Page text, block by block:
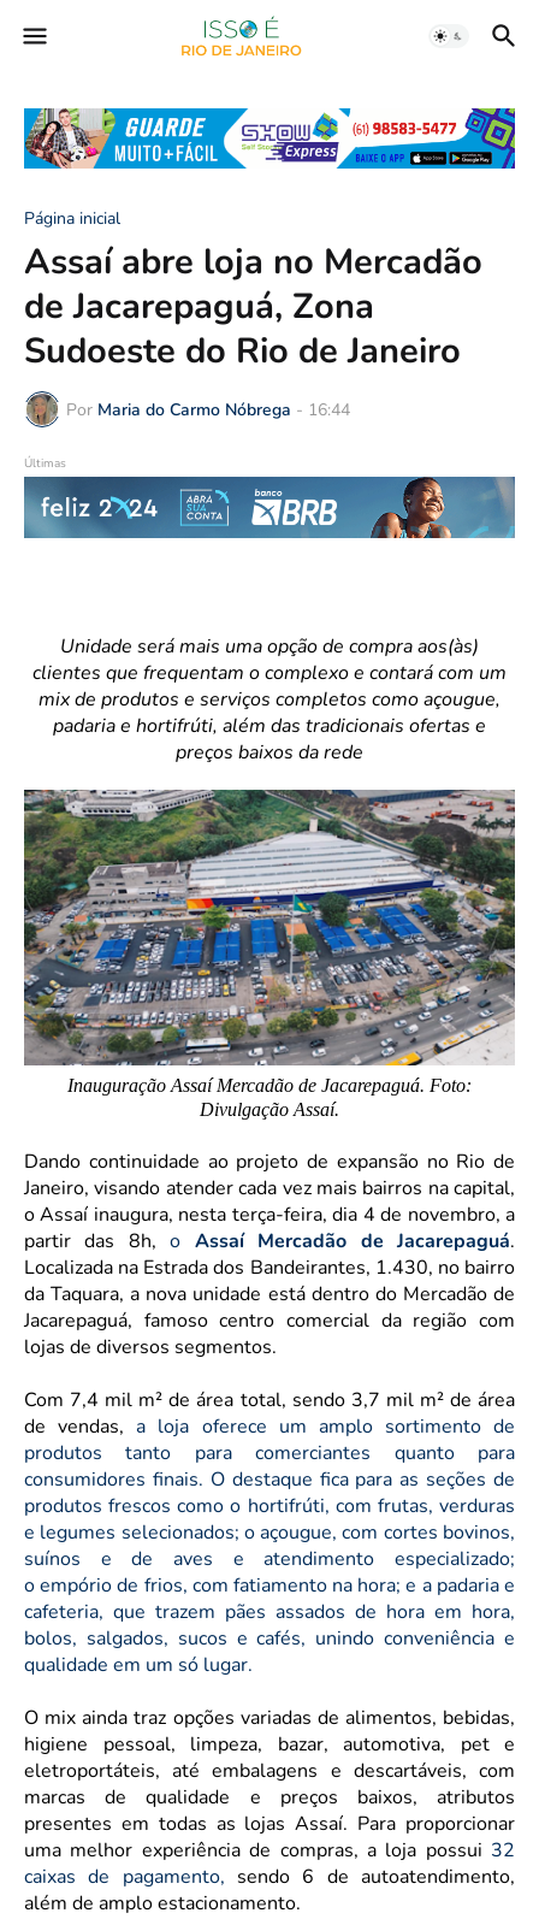
Página inicial
Assaí abre loja no Mercadão
de Jacarepaguá, Zona
Sudoeste do Rio de Janeiro
Por Maria do Carmo Nóbrega - 16:44
Últimas
Unidade será mais uma opção de compra aos(às)
clientes que frequentam o complexo e contará com um
mix de produtos e serviços completos como açougue,
padaria e hortifrúti, além das tradicionais ofertas e
preços baixos da rede
Inauguração Assaí Mercadão de Jacarepaguá. Foto:
Divulgação Assaí.
Dando continuidade ao projeto de expansão no Rio de
Janeiro, visando atender cada vez mais bairros na capital,
o Assaí inaugura, nesta terça-feira, dia 4 de novembro, a
partir das 8h,o Assaí Mercadão de Jacarepaguá.
Localizada na Estrada dos Bandeirantes, 1.430, no bairro
da Taquara, a nova unidade está dentro do Mercadão de
Jacarepaguá, famoso centro comercial da região com
lojas de diversos segmentos.
Com 7,4 mil m² de área total, sendo 3,7 mil m² de área
de vendas,a loja oferece um amplo sortimento de
produtos tanto para comerciantes quanto para
consumidores finais. O destaque fica para as seções de
produtos frescos como o hortifrúti, com frutas, verduras
e legumes selecionados; o açougue, com cortes bovinos,
suínos e de aves e atendimento especializado;
o empório de frios, com fatiamento na hora; e a padaria e
cafeteria, que trazem pães assados de hora em hora,
bolos, salgados, sucos e cafés, unindo conveniência e
qualidade em um só lugar.
O mix ainda traz opções variadas de alimentos, bebidas,
higiene pessoal, limpeza, bazar, automotiva, pet e
eletroportáteis, até embalagens e descartáveis, com
marcas de qualidade e preços baixos, atributos
presentes em todas as lojas Assaí. Para proporcionar
uma melhor experiência de compras, a loja possui 32
caixas de pagamento, sendo 6 de autoatendimento,
além de amplo estacionamento.